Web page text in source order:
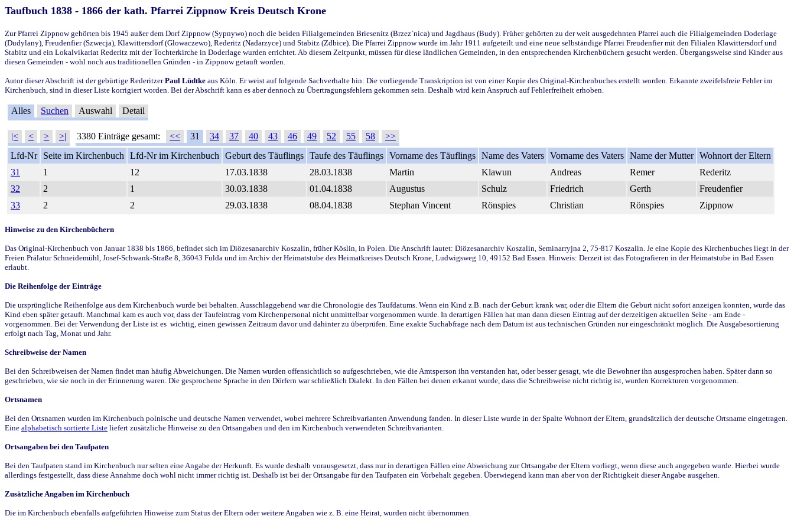
Taufbuch 1838 - 1866 der kath. Pfarrei Zippnow Kreis Deutsch Krone
Zur Pfarrei Zippnow gehörten bis 1945 außer dem Dorf Zippnow (Sypnywo) noch die beiden Filialgemeinden Briesenitz (Brzez`nica) und Jagdhaus (Budy). Früher gehörten zu der weit ausgedehnten Pfarrei auch die Filialgemeinden Doderlage
(Dudylany), Freudenfier (Szwecja), Klawittersdorf (Glowaczewo), Rederitz (Nadarzyce) und Stabitz (Zdbice). Die Pfarrei Zippnow wurde im Jahr 1911 aufgeteilt und eine neue selbständige Pfarrei Freudenfier mit den Filialen Klawittersdorf und
Stabitz und ein Lokalvikariat Rederitz mit der Tochterkirche in Doderlage wurden errichtet. Ab diesem Zeitpunkt, müssen für diese ländlichen Gemeinden, in den entsprechenden Kirchenbüchern gesucht werden. Übergangsweise sind Kinder aus
diesen Gemeinden - wohl noch aus traditionellen Gründen - in Zippnow getauft worden.
Autor dieser Abschrift ist der gebürtige RederitzerPaul Lüdtke aus Köln. Er weist auf folgende Sachverhalte hin: Die vorliegende Transkription ist von einer Kopie des Original-Kirchenbuches erstellt worden. Erkannte zweifelsfreie Fehler im
Kirchenbuch, sind in dieser Liste korrigiert worden. Bei der Abschrift kann es aber dennoch zu Übertragungsfehlern gekommen sein. Deshalb wird kein Anspruch auf Fehlerfreiheit erhoben.
Alles Suchen Auswahl Detail
|< < > >| 3380 Einträge gesamt: << 31 34 37 40 43 46 49 52 55 58
>>
Lfd-Nr
Seite im Kirchenbuch Lfd-Nr im Kirchenbuch Geburt des Täuflings Taufe des Täuflings Vorname des Täuflings Name des Vaters Vorname des Vaters Name der Mutter Wohnort der Eltern
31
1 12 17.03.1838 28.03.1838 Martin Klawun Andreas Remer
Rederitz
32
2 1 30.03.1838 01.04.1838 Augustus Schulz Friedrich Gerth
Freudenfier
33
2 2 29.03.1838 08.04.1838 Stephan Vincent Rönspies Christian Rönspies Zippnow
Hinweise zu den Kirchenbüchern
Das Original-Kirchenbuch von Januar 1838 bis 1866, befindet sich im Diözesanarchiv Koszalin, früher Köslin, in Polen. Die Anschrift lautet: Diözesanarchiv Koszalin, Seminarryjna 2, 75-817 Koszalin. Je eine Kopie des Kirchenbuches liegt in der
Freien Prälatur Schneidemühl, Josef-Schwank-Straße 8, 36043 Fulda und im Archiv der Heimatstube des Heimatkreises Deutsch Krone, Ludwigsweg 10, 49152 Bad Essen. Hinweis: Derzeit ist das Fotografieren in der Heimatstube in Bad Essen
erlaubt.
Die Reihenfolge der Einträge
Die ursprüngliche Reihenfolge aus dem Kirchenbuch wurde bei behalten. Ausschlaggebend war die Chronologie des Taufdatums. Wenn ein Kind z.B. nach der Geburt krank war, oder die Eltern die Geburt nicht sofort anzeigen konnten, wurde das
Kind eben später getauft. Manchmal kam es auch vor, dass der Taufeintrag vom Kirchenpersonal nicht unmittelbar vorgenommen wurde. In derartigen Fällen hat man dann diesen Eintrag auf der derzeitigen aktuellen Seite - am Ende -
vorgenommen. Bei der Verwendung der Liste ist es wichtig, einen gewissen Zeitraum davor und dahinter zu überprüfen. Eine exakte Suchabfrage nach dem Datum ist aus technischen Gründen nur eingeschränkt möglich. Die Ausgabesortierung
erfolgt nach Tag, Monat und Jahr.
Schreibweise der Namen
Bei den Schreibweisen der Namen findet man häufig Abweichungen. Die Namen wurden offensichtlich so aufgeschrieben, wie die Amtsperson ihn verstanden hat, oder besser gesagt, wie die Bewohner ihn ausgesprochen haben. Später dann so
geschrieben, wie sie noch in der Erinnerung waren. Die gesprochene Sprache in den Dörfern war schließlich Dialekt. In den Fällen bei denen erkannt wurde, dass die Schreibweise nicht richtig ist, wurden Korrekturen vorgenommen.
Ortsnamen
Bei den Ortsnamen wurden im Kirchenbuch polnische und deutsche Namen verwendet, wobei mehrere Schreibvarianten Anwendung fanden. In dieser Liste wurde in der Spalte Wohnort der Eltern, grundsätzlich der deutsche Ortsname eingetragen.
Eine alphabetisch sortierte Liste liefert zusätzliche Hinweise zu den Ortsangaben und den im Kirchenbuch verwendeten Schreibvarianten.
Ortsangaben bei den Taufpaten
Bei den Taufpaten stand im Kirchenbuch nur selten eine Angabe der Herkunft. Es wurde deshalb vorausgesetzt, dass nur in derartigen Fällen eine Abweichung zur Ortsangabe der Eltern vorliegt, wenn diese auch angegeben wurde. Hierbei wurde
allerdings festgestellt, dass diese Annahme doch wohl nicht immer richtig ist. Deshalb ist bei der Ortsangabe für den Taufpaten ein Vorbehalt gegeben. Überwiegend kann man aber von der Richtigkeit dieser Angabe ausgehen.
Zusätzliche Angaben im Kirchenbuch
Die im Kirchenbuch ebenfalls aufgeführten Hinweise zum Status der Eltern oder weitere Angaben wie z. B. eine Heirat, wurden nicht übernommen.